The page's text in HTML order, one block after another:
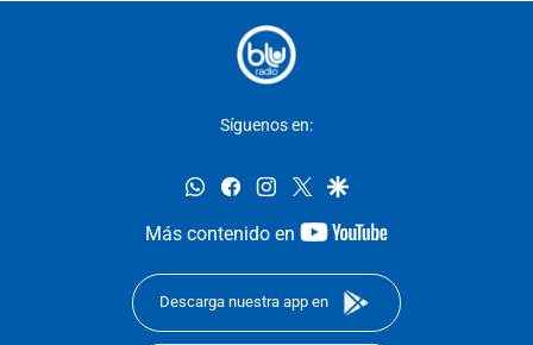
Síguenos en:
whatsappfacebookinstagram
twittergoogle
Más contenido en
youtube-
Descarga nuestra app en